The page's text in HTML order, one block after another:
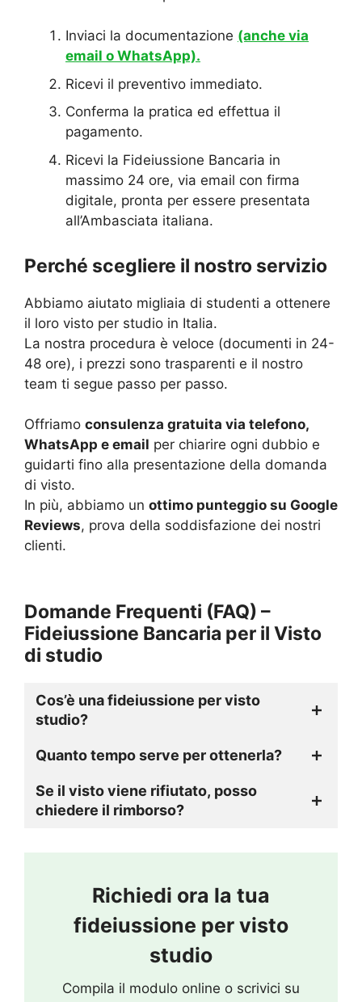
Inviaci la documentazione (anche via
email o WhatsApp).
Ricevi il preventivo immediato.
Conferma la pratica ed effettua il
pagamento.
Ricevi la Fideiussione Bancaria in
massimo 24 ore, via email con firma
digitale, pronta per essere presentata
all’Ambasciata italiana.
Perché scegliere il nostro servizio
Abbiamo aiutato migliaia di studenti a ottenere
il loro visto per studio in Italia.
La nostra procedura è veloce (documenti in 24-
48 ore), i prezzi sono trasparenti e il nostro
team ti segue passo per passo.
Offriamo consulenza gratuita via telefono,
WhatsApp e email per chiarire ogni dubbio e
guidarti fino alla presentazione della domanda
di visto.
In più, abbiamo un ottimo punteggio su Google
Reviews, prova della soddisfazione dei nostri
clienti.
Domande Frequenti (FAQ) –
Fideiussione Bancaria per il Visto
di studio
Cos’è una fideiussione per visto
studio?
Quanto tempo serve per ottenerla?
Se il visto viene rifiutato, posso
chiedere il rimborso?
Richiedi ora la tua
fideiussione per visto
studio
Compila il modulo online o scrivici su